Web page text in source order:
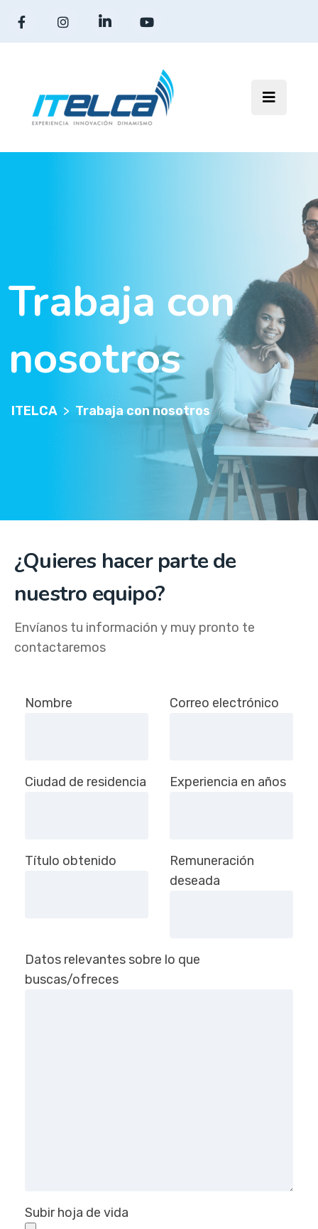
Trabaja con
nosotros
ITELCA > Trabaja con nosotros
¿Quieres hacer parte de
nuestro equipo?
Envíanos tu información y muy pronto te
contactaremos
Nombre Correo electrónico
Ciudad de residencia Experiencia en años
Título obtenido
Remuneración
deseada
Datos relevantes sobre lo que
buscas/ofreces
Subir hoja de vida
Deja este campo en blanco, por favor.